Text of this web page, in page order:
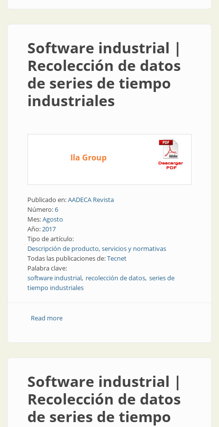
Software industrial |
Recolección de datos
de series de tiempo
industriales
Ila Group
Publicado en:AADECA Revista
Número:6
Mes:Agosto
Año:2017
Tipo de artículo:
Descripción de producto, servicios y normativas
Todas las publicaciones de:Tecnet
Palabra clave:
software industrial recolección de datos series de
tiempo industriales
Read moreabout Software industrial | Recolección de datos de
Software industrial |
Recolección de datos
de series de tiempo